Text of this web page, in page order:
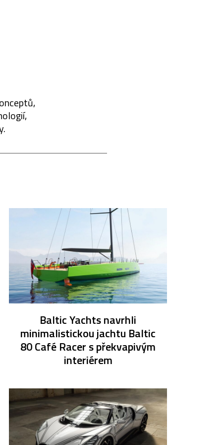
Baltic Yachts navrhli
minimalistickou jachtu Baltic
80 Café Racer s překvapivým
interiérem